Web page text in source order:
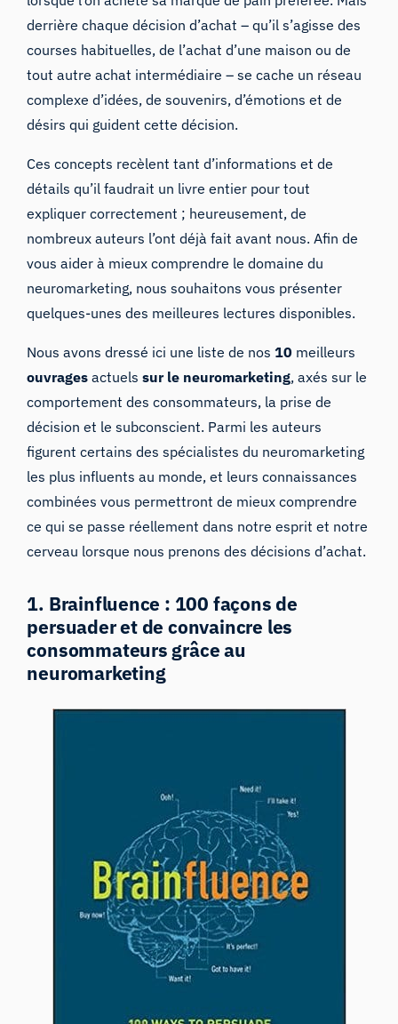
derrière chaque décision d’achat – qu’il s’agisse des
courses habituelles, de l’achat d’une maison ou de
tout autre achat intermédiaire – se cache un réseau
complexe d’idées, de souvenirs, d’émotions et de
désirs qui guident cette décision.
Ces concepts recèlent tant d’informations et de
détails qu’il faudrait un livre entier pour tout
expliquer correctement ; heureusement, de
nombreux auteurs l’ont déjà fait avant nous. Afin de
vous aider à mieux comprendre le domaine du
neuromarketing, nous souhaitons vous présenter
quelques-unes des meilleures lectures disponibles.
Nous avons dressé ici une liste de nos10 meilleurs
ouvrages actuelssur le neuromarketing, axés sur le
comportement des consommateurs, la prise de
décision et le subconscient. Parmi les auteurs
figurent certains des spécialistes du neuromarketing
les plus influents au monde, et leurs connaissances
combinées vous permettront de mieux comprendre
ce qui se passe réellement dans notre esprit et notre
cerveau lorsque nous prenons des décisions d’achat.
1. Brainfluence : 100 façons de
persuader et de convaincre les
consommateurs grâce au
neuromarketing